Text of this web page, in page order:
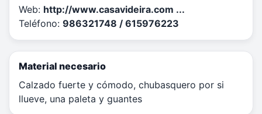
Web: http://www.casavideira.com ...
Teléfono: 986321748 / 615976223
Material necesario
Calzado fuerte y cómodo, chubasquero por si
llueve, una paleta y guantes